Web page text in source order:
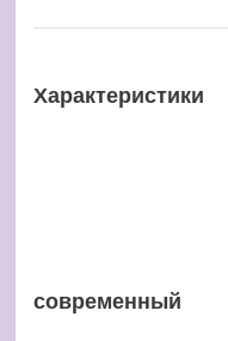
Характеристики
современный